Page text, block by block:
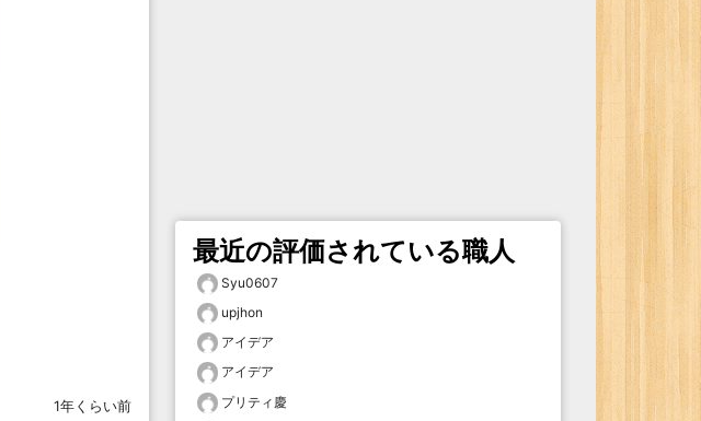
1年くらい前
最近の評価されている職人
Syu0607
upjhon
アイデア
アイデア
プリティ慶